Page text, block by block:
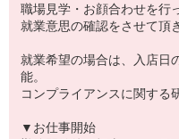
職場見学・お顔合わせを行
就業意思の確認をさせて頂
就業希望の場合は、入店日
能。
コンプライアンスに関する
▼お仕事開始